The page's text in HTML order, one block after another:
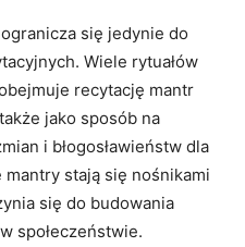
się jedynie do
Wiele rytuałów
recytację mantr⁤
jako sposób na
i błogosławieństw dla
stają się nośnikami
się do budowania
społeczeństwie.